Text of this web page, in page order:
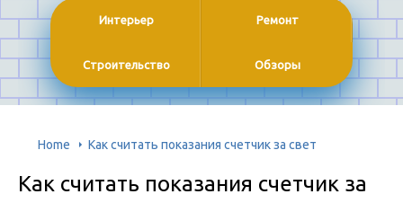
Интерьер Ремонт
Строительство Обзоры
Home Как считать показания счетчик за свет
Как считать показания счетчик за